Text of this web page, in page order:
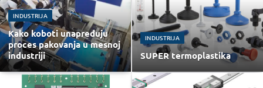
INDUSTRIJA
Kako koboti unapređuju
proces pakovanja u mesnoj
industriji
INDUSTRIJA
SUPER termoplastika